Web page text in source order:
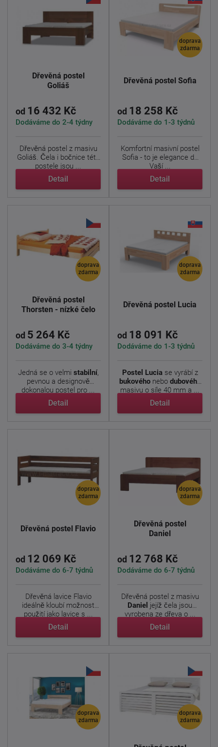
Dřevěná postel
Goliáš
od 16 432 Kč
Dodáváme do 2-4 týdny
Dřevěná postel z masivu
Goliáš. Čela i bočnice této
postele jsou ...
Detail
doprava
zdarma
Dřevěná postel Sofia
od 18 258 Kč
Dodáváme do 1-3 týdnů
Komfortní masivní postel
Sofia - to je elegance do
Vaší ...
Detail
doprava
zdarma
Dřevěná postel
Thorsten - nízké čelo
od 5 264 Kč
Dodáváme do 3-4 týdny
Jedná se o velmi stabilní,
pevnou a designově
dokonalou postel pro ...
Detail
doprava
zdarma
Dřevěná postel Lucia
od 18 091 Kč
Dodáváme do 1-3 týdnů
Postel Lucia se vyrábí z
bukovéhonebo dubového
masivu o síle 40 mm a ...
Detail
doprava
zdarma
Dřevěná postel Flavio
od 12 069 Kč
Dodáváme do 6-7 týdnů
Dřevěná lavice Flavio
ideálně kloubí možnost
použití jako lavice s ...
Detail
doprava
zdarma
Dřevěná postel
Daniel
od 12 768 Kč
Dodáváme do 6-7 týdnů
Dřevěná postel z masivu
Daniel jejíž čela jsou
vyrobena ze dřeva o ...
Detail
doprava
zdarma
doprava
zdarma